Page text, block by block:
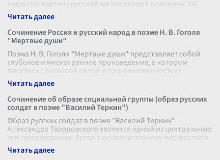
широкую картину русской жизни первой половины XIX
века. Россия в "Мертвых душах" предста
Сочинение Россия и русский народ в поэме Н. В. Гоголя
"Мертвые души"
Поэма Н. В. Гоголя "Мертвые души" представляет собой
глубокое и многогранное произведение, в котором
писатель с большой силой и проникновенностью
изображает Россию и русский народ.
Сочинение об образе социальной группы (образ русских
солдат в поэме "Василий Теркин")
Образ русских солдат в поэме "Василий Теркин"
Александра Твардовского является одной из центральных
тем произведения. Автор с исключительным мастерством
создает многогранный и живо